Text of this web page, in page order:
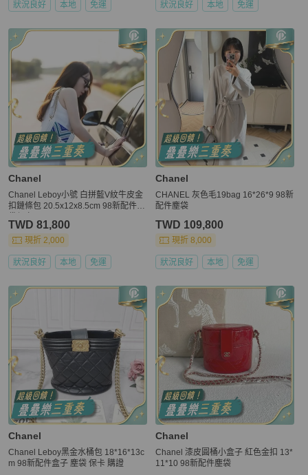
狀況良好 本地 免運 狀況良好 本地 免運
Chanel
Chanel Leboy小號 白拼藍V紋牛皮金
扣鏈條包 20.5x12x8.5cm 98新配件塵
TWD 81,800
現折 2,000
狀況良好 本地 免運
Chanel
CHANEL 灰色毛19bag 16*26*9 98新
配件塵袋
TWD 109,800
現折 8,000
狀況良好 本地 免運
Chanel
Chanel Leboy黑金水桶包 18*16*13c
m 98新配件盒子 塵袋 保卡 購證
Chanel
Chanel 漆皮圓桶小盒子 紅色金扣 13*
11*10 98新配件塵袋